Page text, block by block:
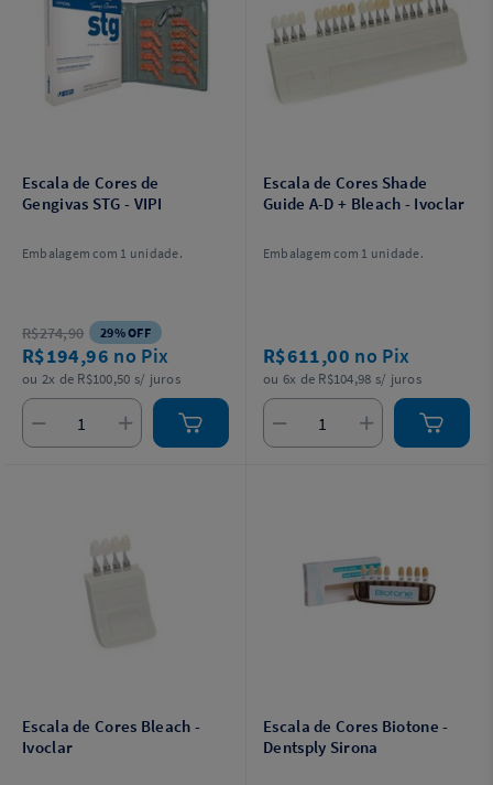
Escala de Cores de
Gengivas STG - VIPI
Embalagem com 1 unidade.
R$274,90 29% OFF
R$194,96 no Pix
ou 2x de R$100,50 s/ juros
Escala de Cores Shade
Guide A-D + Bleach - Ivoclar
Embalagem com 1 unidade.
R$611,00 no Pix
ou 6x de R$104,98 s/ juros
Escala de Cores Bleach -
Ivoclar
Escala de Cores Biotone -
Dentsply Sirona